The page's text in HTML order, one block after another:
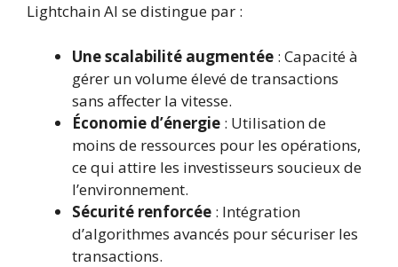
Lightchain AI se distingue par :
Une scalabilité augmentée : Capacité à
gérer un volume élevé de transactions
sans affecter la vitesse.
Économie d’énergie : Utilisation de
moins de ressources pour les opérations,
ce qui attire les investisseurs soucieux de
l’environnement.
Sécurité renforcée : Intégration
d’algorithmes avancés pour sécuriser les
transactions.